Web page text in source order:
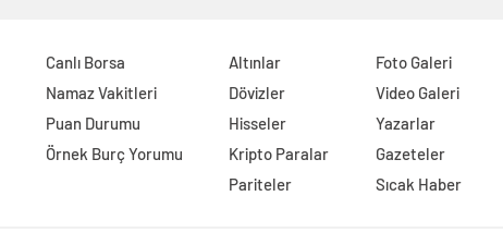
Canlı Borsa
Namaz Vakitleri
Puan Durumu
Örnek Burç Yorumu
Altınlar
Dövizler
Hisseler
Kripto Paralar
Pariteler
Foto Galeri
Video Galeri
Yazarlar
Gazeteler
Sıcak Haber